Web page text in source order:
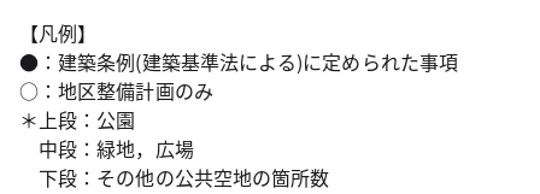
【凡例】
●：建築条例(建築基準法による)に定められた事項
○：地区整備計画のみ
＊上段：公園
中段：緑地，広場
下段：その他の公共空地の箇所数